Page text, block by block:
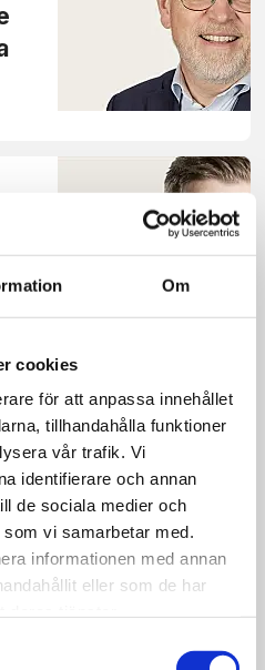
Om
cookies
för att anpassa innehållet
tillhandahålla funktioner
vår trafik. Vi
identifierare och annan
de sociala medier och
vi samarbetar med.
informationen med annan
eller som de har